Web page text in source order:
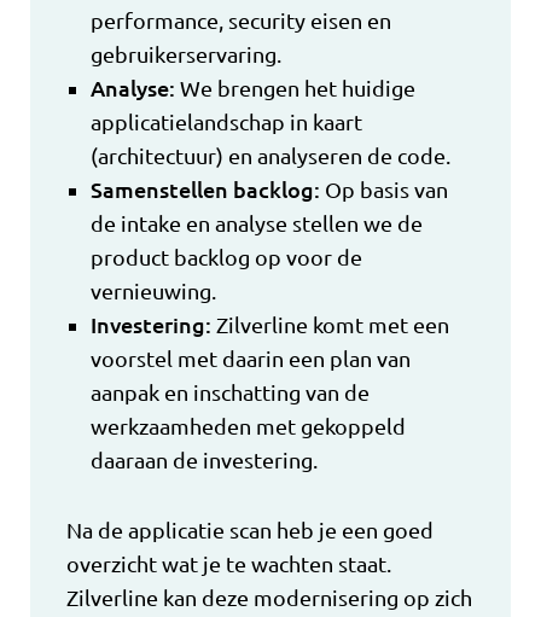
performance, security eisen en
gebruikerservaring.
Analyse: We brengen het huidige
applicatielandschap in kaart
(architectuur) en analyseren de code.
Samenstellen backlog: Op basis van
de intake en analyse stellen we de
product backlog op voor de
vernieuwing.
Investering: Zilverline komt met een
voorstel met daarin een plan van
aanpak en inschatting van de
werkzaamheden met gekoppeld
daaraan de investering.
Na de applicatie scan heb je een goed
overzicht wat je te wachten staat.
Zilverline kan deze modernisering op zich